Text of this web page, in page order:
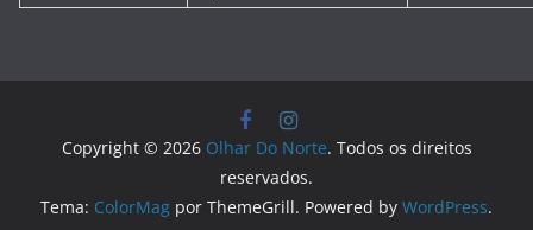
Copyright © 2026 Olhar Do Norte. Todos os direitos
reservados.
Tema: ColorMag por ThemeGrill. Powered by WordPress.